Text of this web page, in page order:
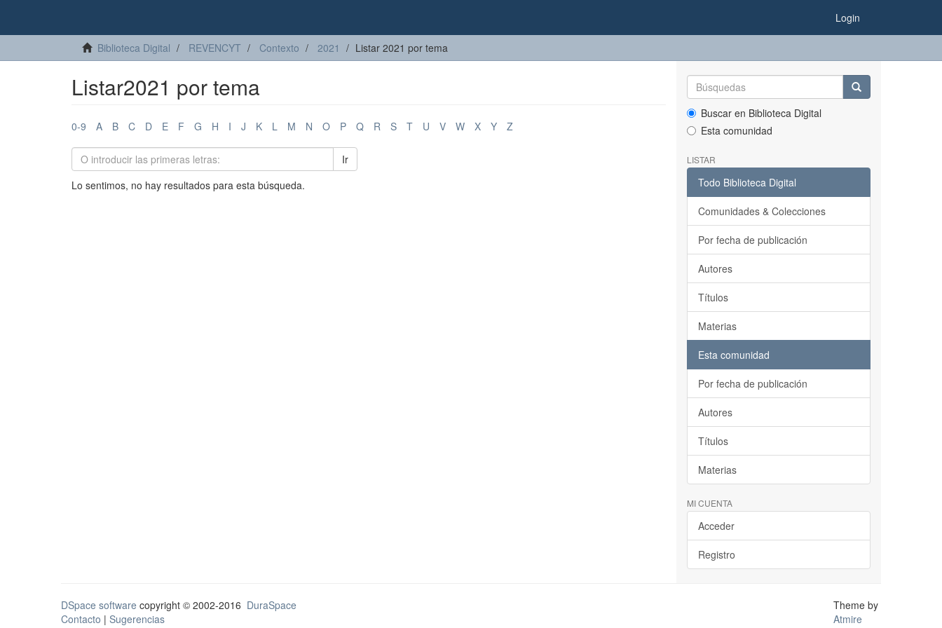
Login
Biblioteca Digital REVENCYT Contexto 2021 Listar 2021 por tema
Listar2021 por tema
0-9 A B C D E F G H I J K L M N O P Q R S T U V W X Y Z
Ir
Lo sentimos, no hay resultados para esta búsqueda.
Buscar en Biblioteca Digital
Esta comunidad
LISTAR
Todo Biblioteca Digital
Comunidades & Colecciones
Por fecha de publicación
Autores
Títulos
Materias
Esta comunidad
Por fecha de publicación
Autores
Títulos
Materias
MI CUENTA
Acceder
Registro
DSpace software copyright © 2002-2016 DuraSpace
Contacto | Sugerencias
Theme by
Atmire